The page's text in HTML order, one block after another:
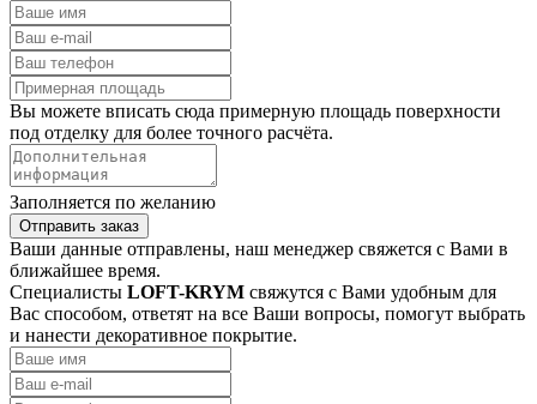
Вы можете вписать сюда примерную площадь поверхности
под отделку для более точного расчёта.
Заполняется по желанию
Отправить заказ
Ваши данные отправлены, наш менеджер свяжется с Вами в
ближайшее время.
Специалисты LOFT-KRYM свяжутся с Вами удобным для
Вас способом, ответят на все Ваши вопросы, помогут выбрать
и нанести декоративное покрытие.